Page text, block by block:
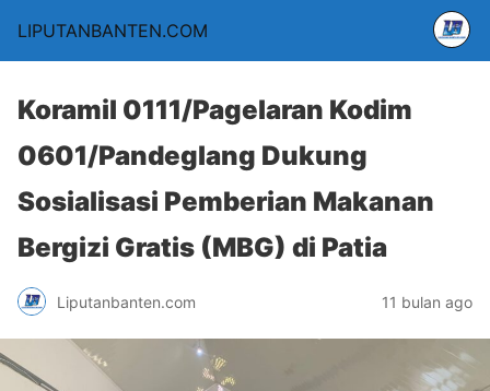
LIPUTANBANTEN.COM
Koramil 0111/Pagelaran Kodim
0601/Pandeglang Dukung
Sosialisasi Pemberian Makanan
Bergizi Gratis (MBG) di Patia
Liputanbanten.com 11 bulan ago